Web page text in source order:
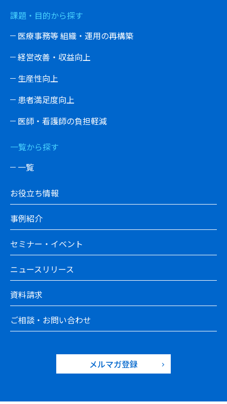
課題・目的から探す
医療事務等 組織・運用の再構築
経営改善・収益向上
生産性向上
患者満足度向上
医師・看護師の負担軽減
一覧から探す
一覧
お役立ち情報
事例紹介
セミナー・イベント
ニュースリリース
資料請求
ご相談・お問い合わせ
メルマガ登録